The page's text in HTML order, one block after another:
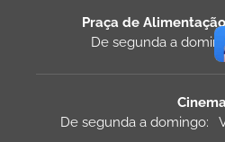
Praça de
De segunda a
Cinema
De segunda a domingo: